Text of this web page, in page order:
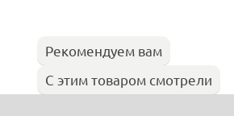
Рекомендуем вам
С этим товаром смотрели